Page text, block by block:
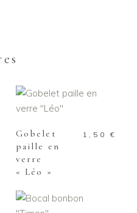
AJOUTER AU
PANIER
Gobelet
paille en
verre
« Léo »
1,50 €
AJOUTER AU